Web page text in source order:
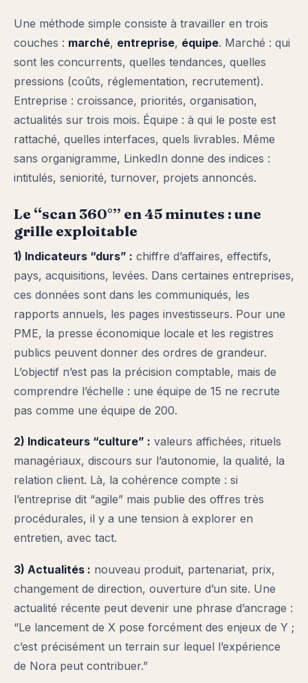
Une méthode simple consiste à travailler en trois
couches : marché, entreprise, équipe. Marché : qui
sont les concurrents, quelles tendances, quelles
pressions (coûts, réglementation, recrutement).
Entreprise : croissance, priorités, organisation,
actualités sur trois mois. Équipe : à qui le poste est
rattaché, quelles interfaces, quels livrables. Même
sans organigramme, LinkedIn donne des indices :
intitulés, seniorité, turnover, projets annoncés.
Le “scan 360°” en 45 minutes : une
grille exploitable
1) Indicateurs “durs” : chiffre d’affaires, effectifs,
pays, acquisitions, levées. Dans certaines entreprises,
ces données sont dans les communiqués, les
rapports annuels, les pages investisseurs. Pour une
PME, la presse économique locale et les registres
publics peuvent donner des ordres de grandeur.
L’objectif n’est pas la précision comptable, mais de
comprendre l’échelle : une équipe de 15 ne recrute
pas comme une équipe de 200.
2) Indicateurs “culture” : valeurs affichées, rituels
managériaux, discours sur l’autonomie, la qualité, la
relation client. Là, la cohérence compte : si
l’entreprise dit “agile” mais publie des offres très
procédurales, il y a une tension à explorer en
entretien, avec tact.
3) Actualités : nouveau produit, partenariat, prix,
changement de direction, ouverture d’un site. Une
actualité récente peut devenir une phrase d’ancrage :
“Le lancement de X pose forcément des enjeux de Y ;
c’est précisément un terrain sur lequel l’expérience
de Nora peut contribuer.”